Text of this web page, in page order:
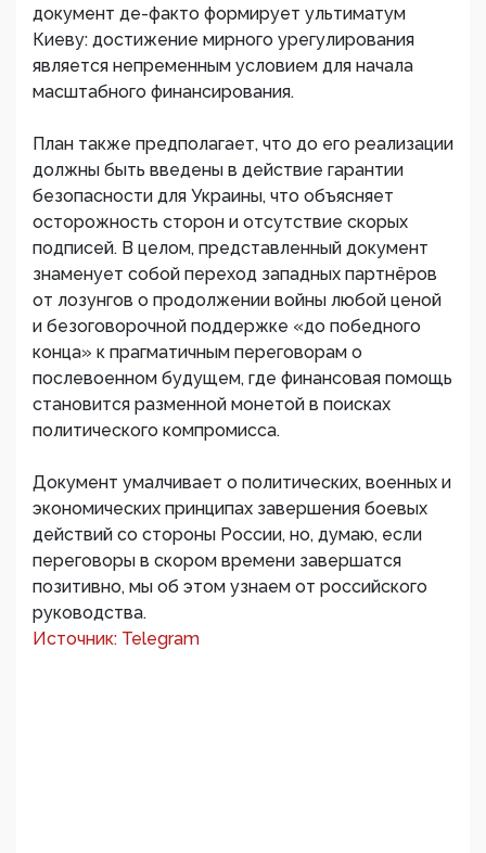
документ де-факто формирует ультиматум
Киеву: достижение мирного урегулирования
является непременным условием для начала
масштабного финансирования.
План также предполагает, что до его реализации
должны быть введены в действие гарантии
безопасности для Украины, что объясняет
осторожность сторон и отсутствие скорых
подписей. В целом, представленный документ
знаменует собой переход западных партнёров
от лозунгов о продолжении войны любой ценой
и безоговорочной поддержке «до победного
конца» к прагматичным переговорам о
послевоенном будущем, где финансовая помощь
становится разменной монетой в поисках
политического компромисса.
Документ умалчивает о политических, военных и
экономических принципах завершения боевых
действий со стороны России, но, думаю, если
переговоры в скором времени завершатся
позитивно, мы об этом узнаем от российского
руководства.
Источник: Telegram